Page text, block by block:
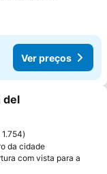
Ver preços
favoritos
del
1.754
da cidade
com vista para a